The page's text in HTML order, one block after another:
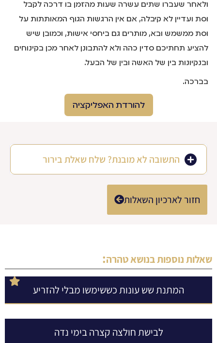
ולאחר שעברו שתים עשרה שעות מהזמן בו דרכה לקבל
וסת ועדיין לא קיבלה, אם אין הרגשות הגוף המאותתות על
וסת ממשמש ובא, מותרים גם ביחסי אישות, וכמובן שיש
להציע תחתיכם סדין כהה ולא להתבונן לאחר מכן בקינוחים
ובנקיונות בין של האשה ובין של הבעל.
בברכה.
להורדת האפליקציה
התשובה לא מובנת? שלח שאלת בירור
חזור לארכיון השאלות
שאלות נוספות בנושאטהרה:
המתנת שש עונות כששימשו מבלי להזריע
לבישת חולצה קצרה בימי נדה